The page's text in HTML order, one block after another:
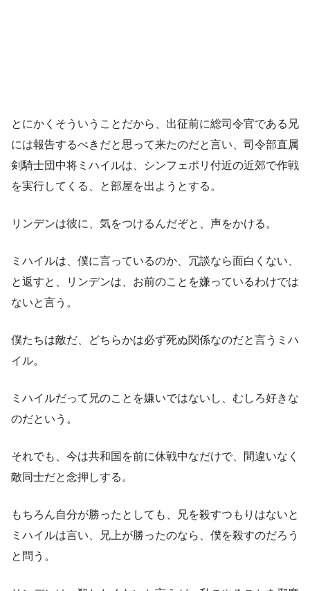
とにかくそういうことだから、出征前に総司令官である兄
には報告するべきだと思って来たのだと言い、司令部直属
剣騎士団中将ミハイルは、シンフェポリ付近の近郊で作戦
を実行してくる、と部屋を出ようとする。
リンデンは彼に、気をつけるんだぞと、声をかける。
ミハイルは、僕に言っているのか、冗談なら面白くない、
と返すと、リンデンは、お前のことを嫌っているわけでは
ないと言う。
僕たちは敵だ、どちらかは必ず死ぬ関係なのだと言うミハ
イル。
ミハイルだって兄のことを嫌いではないし、むしろ好きな
のだという。
それでも、今は共和国を前に休戦中なだけで、間違いなく
敵同士だと念押しする。
もちろん自分が勝ったとしても、兄を殺すつもりはないと
ミハイルは言い、兄上が勝ったのなら、僕を殺すのだろう
と問う。